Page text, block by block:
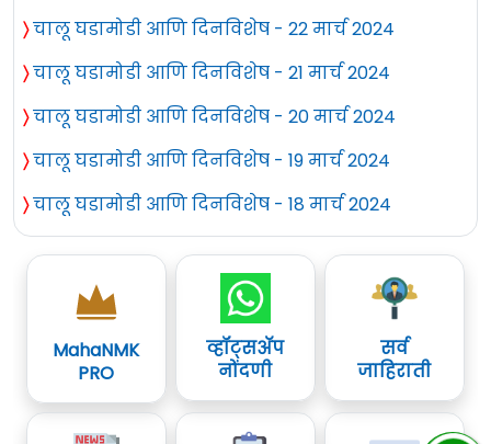
〉चालू घडामोडी आणि दिनविशेष - 22 मार्च 2024
〉चालू घडामोडी आणि दिनविशेष - 21 मार्च 2024
〉चालू घडामोडी आणि दिनविशेष - 20 मार्च 2024
〉चालू घडामोडी आणि दिनविशेष - 19 मार्च 2024
〉चालू घडामोडी आणि दिनविशेष - 18 मार्च 2024
MahaNMK
PRO
व्हॉट्सॲप
नोंदणी
सर्व
जाहिराती